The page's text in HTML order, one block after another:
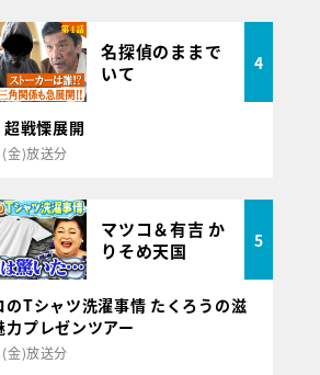
名探偵のままで
いて
4
戦慄展開
金)放送分
マツコ＆有吉 か
りそめ天国
5
のTシャツ洗濯事情 たくろうの滋
力プレゼンツアー
金)放送分